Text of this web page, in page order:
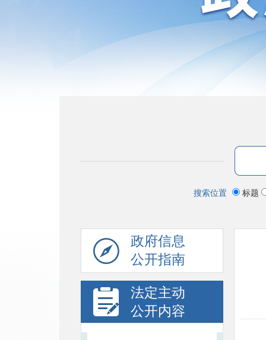
搜索位置 标题
政府信息
公开指南
法定主动
公开内容